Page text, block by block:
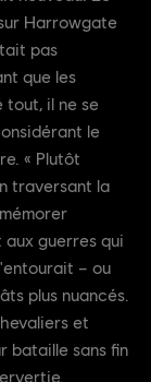
Harrowgate
pas
que les
tout, il ne se
le
« Plutôt
traversant la
aux guerres qui
– ou
plus nuancés.
et
bataille sans fin